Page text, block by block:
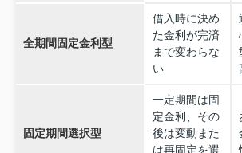
全期間固定金利型
借入時に決め
た金利が完済
まで変わらな
い
固定期間選択型
一定期間は固
定金利、その
後は変動また
は再固定を選